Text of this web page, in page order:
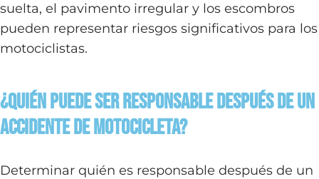
suelta, el pavimento irregular y los escombros
pueden representar riesgos significativos para los
motociclistas.
¿Quién puede ser responsable después de un
accidente de motocicleta?
Determinar quién es responsable después de un